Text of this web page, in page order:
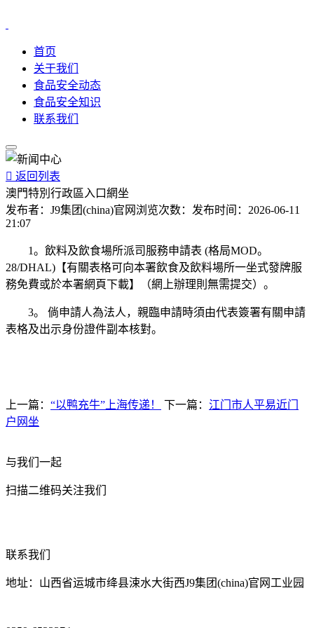
首页
关于我们
食品安全动态
食品安全知识
联系我们
 返回列表
澳門特別行政區入口網坐
发布者： J9集团(china)官网 浏览次数： 发布时间： 2026-06-11
21:07
1。飲料及飲食場所派司服務申請表 (格局MOD。
28/DHAL)【有關表格可向本署飲食及飲料場所一坐式發牌服
務免費或於本署網頁下載】（網上辦理則無需提交）。
3。 倘申請人為法人，親臨申請時須由代表簽署有關申請
表格及出示身份證件副本核對。
上一篇： “以鸭充牛”上海传递！ 下一篇： 江门市人平易近门
户网坐
与我们一起
扫描二维码关注我们
联系我们
地址：山西省运城市绛县涑水大街西J9集团(china)官网工业园